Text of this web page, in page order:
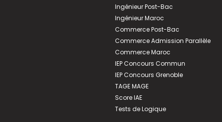
Ingénieur Post-Bac
Ingénieur Maroc
Commerce Post-Bac
Commerce Admission Parallèle
Commerce Maroc
IEP Concours Commun
IEP Concours Grenoble
TAGE MAGE
Score IAE
Tests de Logique